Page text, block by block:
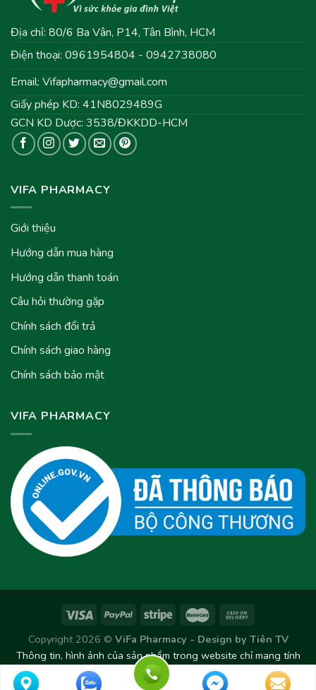
Địa chỉ: 80/6 Ba Vân, P14, Tân Bình, HCM
Điện thoại: 0961954804 - 0942738080
Email: Vifapharmacy@gmail.com
Giấy phép KD: 41N8029489G
GCN KD Dược: 3538/ĐKKDD-HCM
VIFA PHARMACY
Giới thiệu
Hướng dẫn mua hàng
Hướng dẫn thanh toán
Câu hỏi thường gặp
Chính sách đổi trả
Chính sách giao hàng
Chính sách bảo mật
VIFA PHARMACY
Copyright 2026 © ViFa Pharmacy - Design by Tiên TV
Thông tin, hình ảnh của sản phẩm trong website chỉ mang tính
chất tham khảo. Sản phẩm thực tế có thể thay đổi/chênh lệch